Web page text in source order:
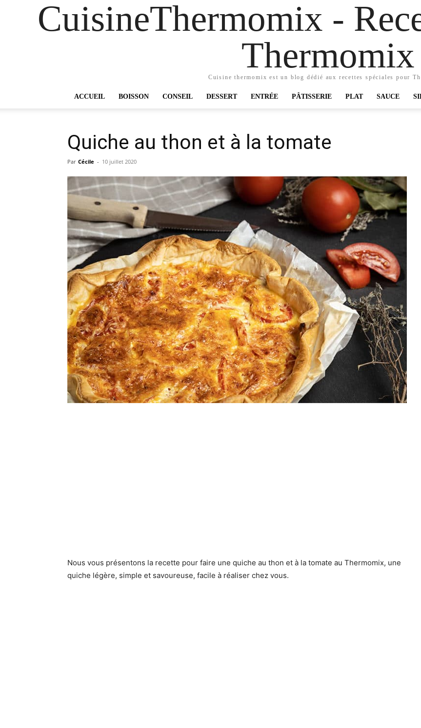
CuisineThermomix -
Thermomix
Cuisine thermomix est un blog dédié aux recettes spéciales pour
ACCUEIL BOISSON CONSEIL DESSERT ENTRÉE PÂTISSERIE PLAT SAUCE
Quiche au thon et à la tomate
Par Cécile - 10 juillet 2020
Nous vous présentons la recette pour faire une quiche au thon et à la tomate au Thermomix, une
quiche légère, simple et savoureuse, facile à réaliser chez vous.